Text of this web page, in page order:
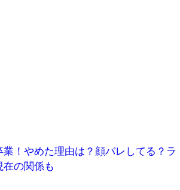
業！やめた理由は？顔バレしてる？ラ
在の関係も